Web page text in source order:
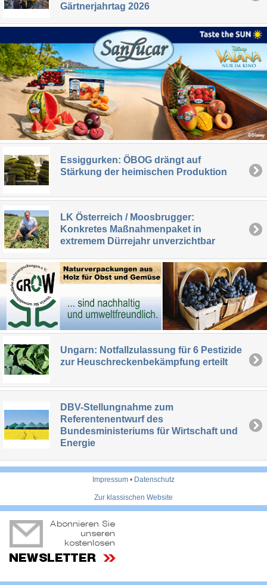
Gärtnerjahrtag 2026
Essiggurken: ÖBOG drängt auf
Stärkung der heimischen Produktion
LK Österreich / Moosbrugger:
Konkretes Maßnahmenpaket in
extremem Dürrejahr unverzichtbar
Ungarn: Notfallzulassung für 6 Pestizide
zur Heuschreckenbekämpfung erteilt
DBV-Stellungnahme zum
Referentenentwurf des
Bundesministeriums für Wirtschaft und
Energie
Impressum • Datenschutz
Zur klassischen Website